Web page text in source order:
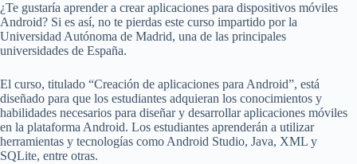
¿Te gustaría aprender a crear aplicaciones para dispositivos móviles
Android? Si es así, no te pierdas este curso impartido por la
Universidad Autónoma de Madrid, una de las principales
universidades de España.
El curso, titulado “Creación de aplicaciones para Android”, está
diseñado para que los estudiantes adquieran los conocimientos y
habilidades necesarios para diseñar y desarrollar aplicaciones móviles
en la plataforma Android. Los estudiantes aprenderán a utilizar
herramientas y tecnologías como Android Studio, Java, XML y
SQLite, entre otras.